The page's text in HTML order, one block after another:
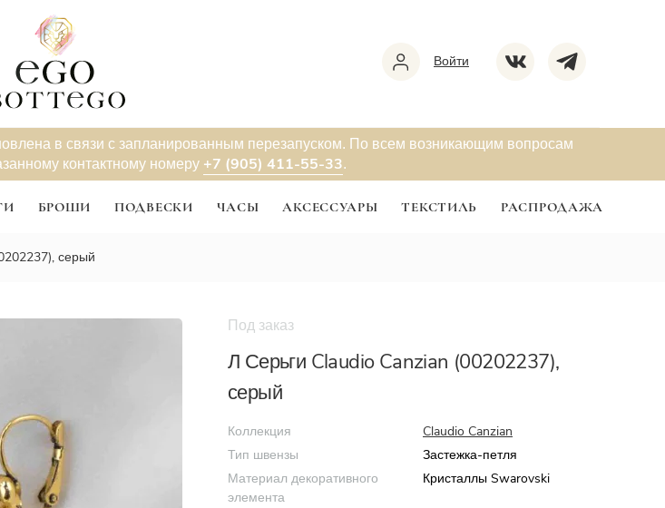
Войти
в связи с запланированным перезапуском. По всем возникающим вопросам
контактному номеру +7 (905) 411-55-33.
БРОШИ ПОДВЕСКИ ЧАСЫ АКСЕССУАРЫ ТЕКСТИЛЬ РАСПРОДАЖА
серый
Под заказ
Л Серьги Claudio Canzian (00202237),
серый
Коллекция
Claudio Canzian
Тип швензы
Застежка-петля
Материал декоративного
элемента
Кристаллы Swarovski